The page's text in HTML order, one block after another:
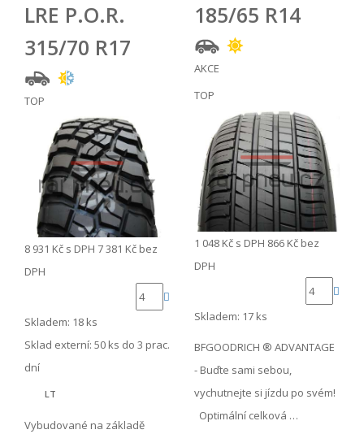
LRE P.O.R.
315/70 R17
TOP
8 931 Kč s DPH 7 381 Kč bez
DPH
Skladem: 18 ks
Sklad externí: 50 ks do 3 prac.
dní
LT
Vybudované na základě
185/65 R14
AKCE
TOP
1 048 Kč s DPH 866 Kč bez
DPH
Skladem: 17 ks
BFGOODRICH ® ADVANTAGE
- Buďte sami sebou,
vychutnejte si jízdu po svém!
Optimální celková …